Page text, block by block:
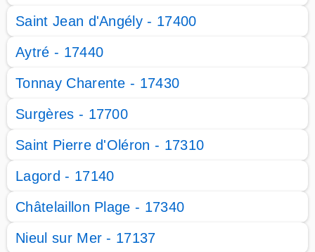
Saint Jean d'Angély - 17400
Aytré - 17440
Tonnay Charente - 17430
Surgères - 17700
Saint Pierre d'Oléron - 17310
Lagord - 17140
Châtelaillon Plage - 17340
Nieul sur Mer - 17137